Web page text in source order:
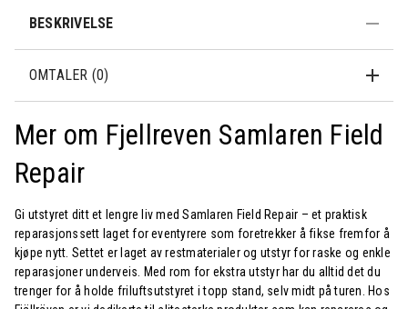
BESKRIVELSE
OMTALER (0)
Mer om Fjellreven Samlaren Field
Repair
Gi utstyret ditt et lengre liv med Samlaren Field Repair – et praktisk
reparasjonssett laget for eventyrere som foretrekker å fikse fremfor å
kjøpe nytt. Settet er laget av restmaterialer og utstyr for raske og enkle
reparasjoner underveis. Med rom for ekstra utstyr har du alltid det du
trenger for å holde friluftsutstyret i topp stand, selv midt på turen. Hos